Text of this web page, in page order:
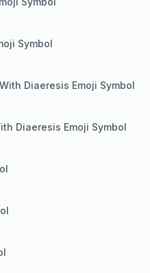
Symbol
Diaeresis Emoji Symbol
Diaeresis Emoji Symbol